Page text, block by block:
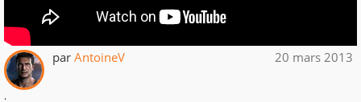
par AntoineV 20 mars 2013
.